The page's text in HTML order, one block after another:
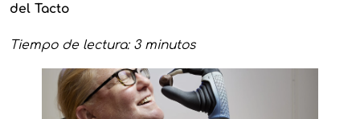
del Tacto
Tiempo de lectura: 3 minutos